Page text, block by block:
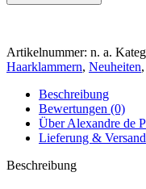
Artikelnummer: n. a.
Haarklammern, Neuheiten,
Beschreibung
Bewertungen (0)
Über Alexandre de
Lieferung & Versand
Beschreibung